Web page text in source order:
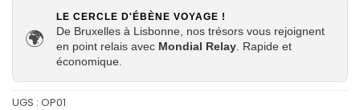
🌍
LE CERCLE D'ÉBÈNE VOYAGE !
De Bruxelles à Lisbonne, nos trésors vous rejoignent
en point relais avec Mondial Relay . Rapide et
économique.
UGS : OP01